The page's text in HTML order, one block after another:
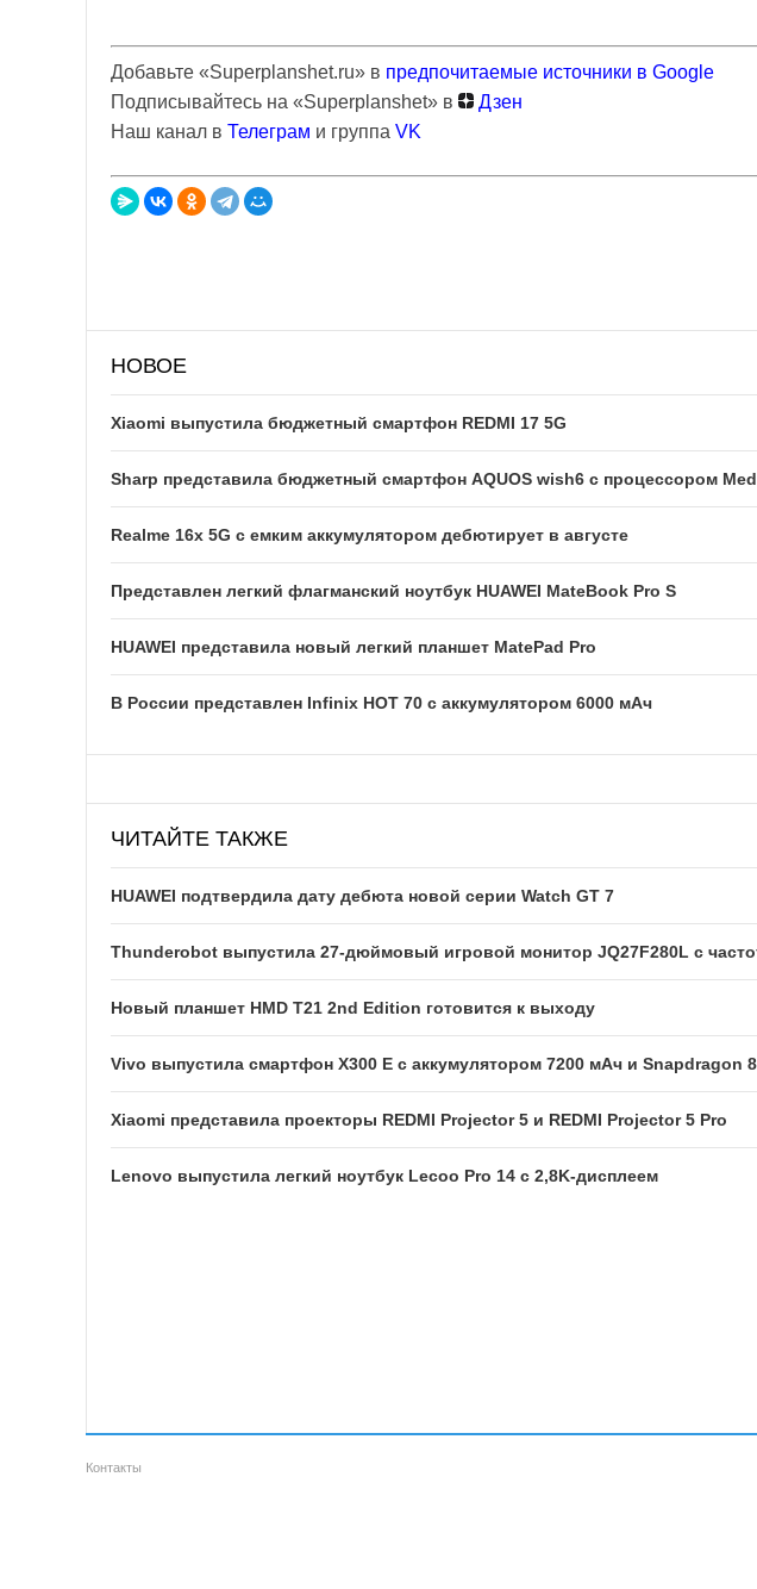
Добавьте «Superplanshet.ru» в предпочитаемые источники в Google
Подписывайтесь на «Superplanshet» в
Дзен
Наш канал в Телеграм и группа VK
НОВОЕ
Xiaomi выпустила бюджетный смартфон REDMI 17 5G
Sharp представила бюджетный смартфон AQUOS wish6 с процессором
Realme 16x 5G с емким аккумулятором дебютирует в августе
Представлен легкий флагманский ноутбук HUAWEI MateBook Pro S
HUAWEI представила новый легкий планшет MatePad Pro
В России представлен Infinix HOT 70 с аккумулятором 6000 мАч
ЧИТАЙТЕ ТАКЖЕ
HUAWEI подтвердила дату дебюта новой серии Watch GT 7
Thunderobot выпустила 27-дюймовый игровой монитор JQ27F280L с
Новый планшет HMD T21 2nd Edition готовится к выходу
Vivo выпустила смартфон X300 E с аккумулятором 7200 мАч и Snapdragon
Xiaomi представила проекторы REDMI Projector 5 и REDMI Projector 5 Pro
Lenovo выпустила легкий ноутбук Lecoo Pro 14 с 2,8K-дисплеем
Контакты